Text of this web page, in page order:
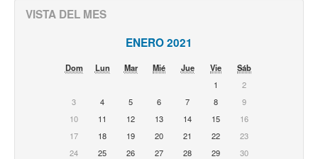
VISTA DEL MES
ENERO 2021
Dom Lun Mar Mié Jue Vie
Sáb
1
2
3
4 5 6 7 8
9
10
11 12 13 14 15
16
17
18 19 20 21 22
23
24
25 26 27 28 29
30